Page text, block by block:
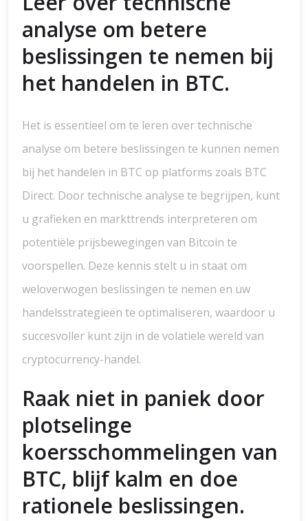
analyse om betere
beslissingen te nemen bij
het handelen in BTC.
Het is essentieel om te leren over technische
analyse om betere beslissingen te kunnen nemen
bij het handelen in BTC op platforms zoals BTC
Direct. Door technische analyse te begrijpen, kunt
u grafieken en markttrends interpreteren om
potentiële prijsbewegingen van Bitcoin te
voorspellen. Deze kennis stelt u in staat om
weloverwogen beslissingen te nemen en uw
handelsstrategieën te optimaliseren, waardoor u
succesvoller kunt zijn in de volatiele wereld van
cryptocurrency-handel.
Raak niet in paniek door
plotselinge
koersschommelingen van
BTC, blijf kalm en doe
rationele beslissingen.